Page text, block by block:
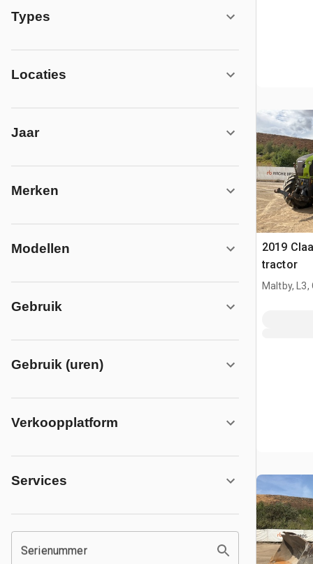
Types
Locaties
Jaar
Merken
Modellen
Gebruik
Gebruik (uren)
Verkoopplatform
Services
Serienummer
2019
tractor
Maltby, L3,